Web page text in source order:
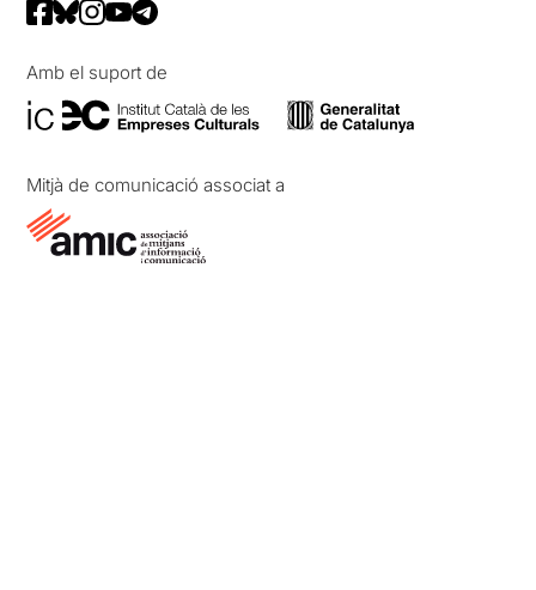
Amb el suport de
Mitjà de comunicació associat a